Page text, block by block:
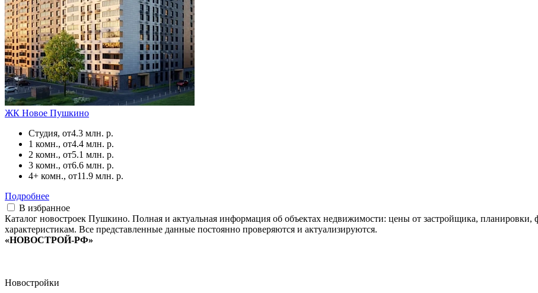
ЖК Новое Пушкино
Студия, от4.3 млн. р.
1 комн., от4.4 млн. р.
2 комн., от5.1 млн. р.
3 комн., от6.6 млн. р.
4+ комн., от11.9 млн. р.
Подробнее
В избранное
Каталог новостроек Пушкино. Полная и актуальная информация об объектах недвижимости: цены от застройщика,
характеристикам. Все представленные данные постоянно проверяются и актуализируются.
«НОВОСТРОЙ-РФ»
Новостройки